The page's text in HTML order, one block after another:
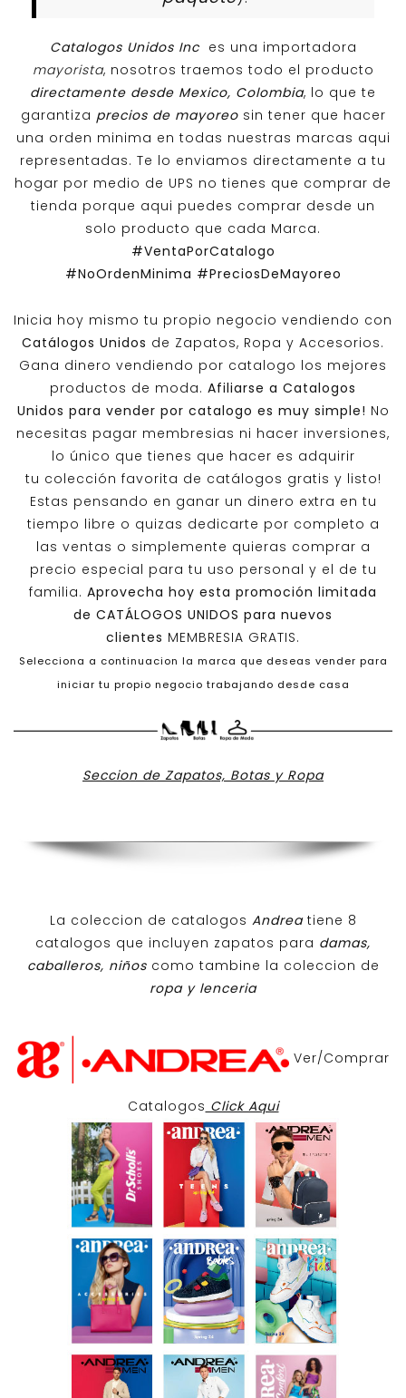
Catalogos Unidos Inc es una importadora
mayorista, nosotros traemos todo el producto
directamente desde Mexico, Colombia, lo que te
garantiza precios de mayoreosin tener que hacer
una orden minima en todas nuestras marcas aqui
representadas. Te lo enviamos directamente a tu
hogar por medio de UPS no tienes que comprar de
tienda porque aqui puedes comprar desde un
solo producto que cada Marca.
#VentaPorCatalogo
#NoOrdenMinima #PreciosDeMayoreo
Inicia hoy mismo tu propio negocio vendiendo con
Catálogos Unidos de Zapatos, Ropa y Accesorios.
Gana dinero vendiendo por catalogo los mejores
productos de moda. Afiliarse a Catalogos
Unidos para vender por catalogo es muy simple! No
necesitas pagar membresias ni hacer inversiones,
lo único que tienes que hacer es adquirir
tu colección favorita de catálogos gratis y listo!
Estas pensando en ganar un dinero extra en tu
tiempo libre o quizas dedicarte por completo a
las ventas o simplemente quieras comprar a
precio especial para tu uso personal y el de tu
familia. Aprovecha hoy esta promoción limitada
de CATÁLOGOS UNIDOS para nuevos
clientes MEMBRESIA GRATIS.
Selecciona a continuacion la marca que deseas vender para
iniciar tu propio negocio trabajando desde casa
Seccion de Zapatos, Botas y Ropa
La coleccion de catalogos Andreatiene 8
catalogos que incluyen zapatos para damas,
caballeros, niños como tambine la coleccion de
ropa y lenceria
Ver/Comprar
Catalogos Click Aqui